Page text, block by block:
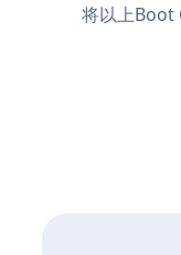
将以上Boot